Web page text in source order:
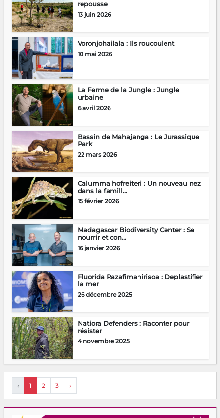
repousse
13 juin 2026
Voronjohailala : Ils roucoulent
10 mai 2026
La Ferme de la Jungle : Jungle
urbaine
6 avril 2026
Bassin de Mahajanga : Le Jurassique
Park
22 mars 2026
Calumma hofreiteri : Un nouveau nez
dans la famill...
15 février 2026
Madagascar Biodiversity Center : Se
nourrir et con...
16 janvier 2026
Fluorida Razafimanirisoa : Deplastifier
la mer
26 décembre 2025
Natiora Defenders : Raconter pour
résister
4 novembre 2025
‹ 1 2 3 ›